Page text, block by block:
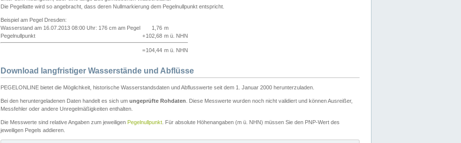
Die Pegellatte wird so angebracht, dass deren Nullmarkierung dem Pegelnullpunkt entspricht.
Beispiel am Pegel Dresden:
Wasserstand am 16.07.2013 08:00 Uhr: 176 cm am Pegel
1,76 m
Pegelnullpunkt
+102,68 m ü. NHN
=104,44 m ü. NHN
Download langfristiger Wasserstände und Abflüsse
PEGELONLINE bietet die Möglichkeit, historische Wasserstandsdaten und Abflusswerte seit dem 1. Januar 2000 herunterzuladen.
Bei den heruntergeladenen Daten handelt es sich um ungeprüfte Rohdaten . Diese Messwerte wurden noch nicht validiert und können Ausreißer,
Messfehler oder andere Unregelmäßigkeiten enthalten.
Die Messwerte sind relative Angaben zum jeweiligen Pegelnullpunkt . Für absolute Höhenangaben (m ü. NHN) müssen Sie den PNP-Wert des
jeweiligen Pegels addieren.